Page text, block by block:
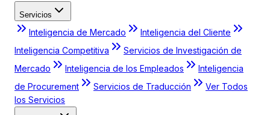
Servicios
Inteligencia de Mercado
Inteligencia del Cliente
Inteligencia Competitiva
Servicios de Investigación de
Mercado
Inteligencia de los Empleados
Inteligencia
de Procurement
Servicios de Traducción
Ver Todos
los Servicios